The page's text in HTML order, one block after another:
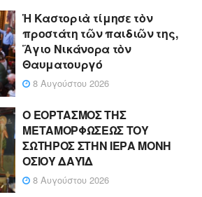
Ἡ Καστοριὰ τίμησε τὸν
προστάτη τῶν παιδιῶν της,
Ἅγιο Νικάνορα τὸν
Θαυματουργό
8 Αυγούστου 2026
Ο ΕΟΡΤΑΣΜΟΣ ΤΗΣ
ΜΕΤΑΜΟΡΦΩΣΕΩΣ ΤΟΥ
ΣΩΤΗΡΟΣ ΣΤΗΝ ΙΕΡΑ ΜΟΝΗ
ΟΣΙΟΥ ΔΑΥΪΔ
8 Αυγούστου 2026